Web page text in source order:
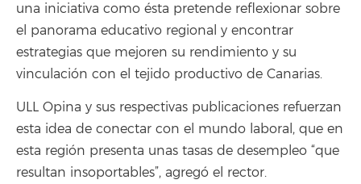
una iniciativa como ésta pretende reflexionar sobre
el panorama educativo regional y encontrar
estrategias que mejoren su rendimiento y su
vinculación con el tejido productivo de Canarias.
ULL Opina y sus respectivas publicaciones refuerzan
esta idea de conectar con el mundo laboral, que en
esta región presenta unas tasas de desempleo “que
resultan insoportables”, agregó el rector.